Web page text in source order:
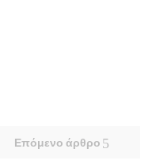
Επόμενο άρθρο